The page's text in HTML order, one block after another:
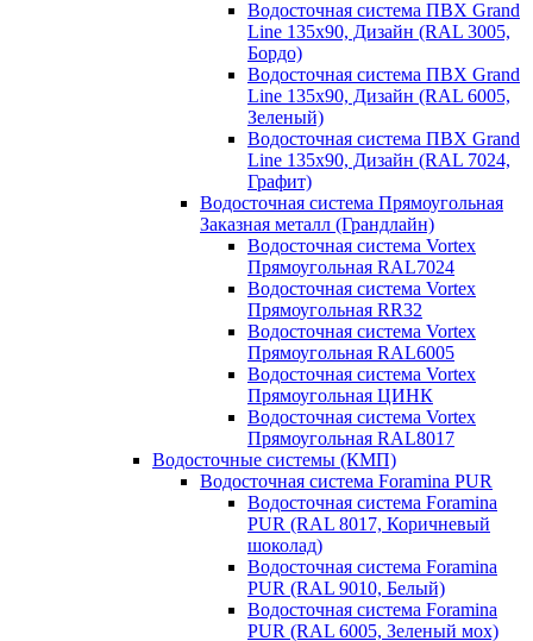
Водосточная система ПВХ Grand
Line 135х90, Дизайн (RAL 3005,
Бордо)
Водосточная система ПВХ Grand
Line 135х90, Дизайн (RAL 6005,
Зеленый)
Водосточная система ПВХ Grand
Line 135х90, Дизайн (RAL 7024,
Графит)
Водосточная система Прямоугольная
Заказная металл (Грандлайн)
Водосточная система Vortex
Прямоугольная RAL7024
Водосточная система Vortex
Прямоугольная RR32
Водосточная система Vortex
Прямоугольная RAL6005
Водосточная система Vortex
Прямоугольная ЦИНК
Водосточная система Vortex
Прямоугольная RAL8017
Водосточные системы (КМП)
Водосточная система Foramina PUR
Водосточная система Foramina
PUR (RAL 8017, Коричневый
шоколад)
Водосточная система Foramina
PUR (RAL 9010, Белый)
Водосточная система Foramina
PUR (RAL 6005, Зеленый мох)